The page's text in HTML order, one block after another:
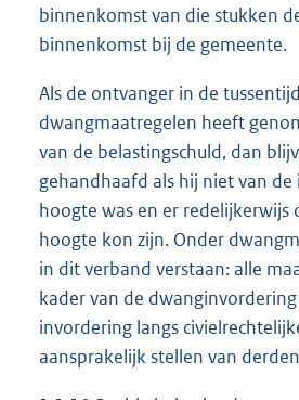
binnenkomst van die stukken
binnenkomst bij de gemeente.
Als de ontvanger in de
dwangmaatregelen heeft
van de belastingschuld, dan
gehandhaafd als hij niet van
hoogte was en er redelijkerwijs
hoogte kon zijn. Onder
in dit verband verstaan: alle
kader van de
invordering langs
aansprakelijk stellen van